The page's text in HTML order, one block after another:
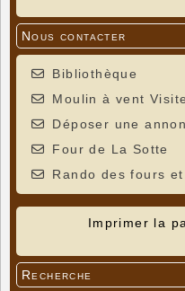
Nous contacter
Bibliothèque
Moulin à vent
Déposer une
Four de La Sotte
Rando des fours
Imprimer la
Recherche